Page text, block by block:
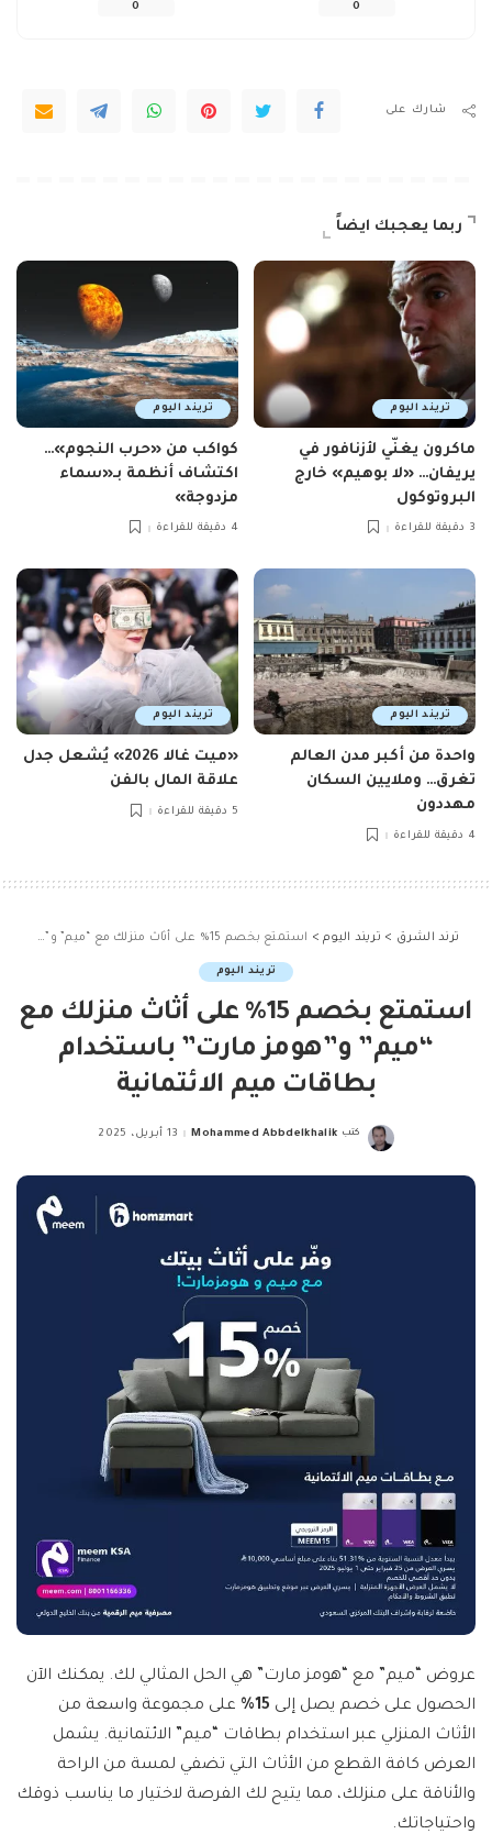
0
0
شارك على
ربما يعجبك ايضاً
تريند اليوم
ماكرون يغنّي لأزنافور في
يريفان… «لا بوهيم» خارج
البروتوكول
3 دقيقة للقراءة
تريند اليوم
كواكب من «حرب النجوم»…
اكتشاف أنظمة بـ«سماء
مزدوجة»
4 دقيقة للقراءة
تريند اليوم
واحدة من أكبر مدن العالم
تغرق… وملايين السكان
مهددون
4 دقيقة للقراءة
تريند اليوم
«ميت غالا 2026» يُشعل جدل
علاقة المال بالفن
5 دقيقة للقراءة
ترند الشرق > تريند اليوم> استمتع بخصم 15% على أثاث منزلك مع “ميم” و”هومز مارت” باستخدام بطاقات ميم الائتمانية
تريند اليوم
استمتع بخصم 15% على أثاث منزلك مع
“ميم” و”هومز مارت” باستخدام
بطاقات ميم الائتمانية
Posted
كتب Mohammed Abbdelkhalik 13 أبريل، 2025
عروض “ميم” مع “هومز مارت” هي الحل المثالي لك. يمكنك الآن
الحصول على خصم يصل إلى 15%
على مجموعة واسعة من
الأثاث المنزلي عبر استخدام بطاقات “ميم” الائتمانية. يشمل
العرض كافة القطع من الأثاث التي تضفي لمسة من الراحة
والأناقة على منزلك، مما يتيح لك الفرصة لاختيار ما يناسب ذوقك
واحتياجاتك.